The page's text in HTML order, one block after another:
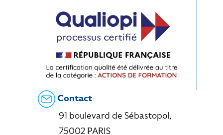
Contact
91 boulevard de Sébastopol,
75002 PARIS